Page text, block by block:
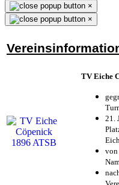
×
×
TV Eiche
21.
von